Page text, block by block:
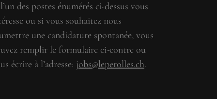
des postes énumérés ci-dessus vous
ou si vous souhaitez nous
une candidature spontanée, vous
remplir le formulaire ci-contre ou
écrire à l’adresse: jobs@leperolles.ch.